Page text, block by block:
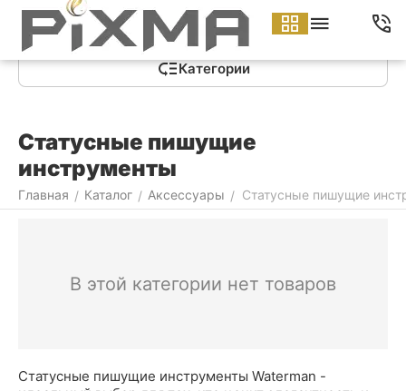
Категории
Статусные пишущие
инструменты
Главная / Каталог / Аксессуары / Статусные пишущие
Статусные пишущие инструменты Waterman -
В этой категории нет товаров
Меню Найти Корзина Аккаунт